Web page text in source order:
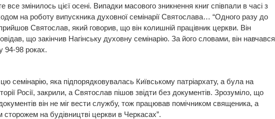
все змінилось цієї осені. Випадки масового зникнення книг співпали в часі з
на роботу випускника духовної семінарії Святослава… “Одного разу до
Святослав, який говорив, що він колишній працівник церкви. Він
що закінчив Нагінську духовну семінарію. За його словами, він навчався
94-98 роках.
цю семінарію, яка підпорядковувалась Київському патріархату, а була на
Росії, закрили, а Святослав пішов звідти без документів. Зрозуміло, що
він не міг вести службу, тож працював помічником священика, а
сторожем на будівництві церкви в Черкасах”.